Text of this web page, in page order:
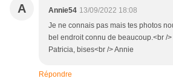
A Annie54 13/09/2022 18:08
Je ne connais pas mais tes photos
bel endroit connu de beaucoup.<br /
Patricia, bises<br /> Annie
Répondre